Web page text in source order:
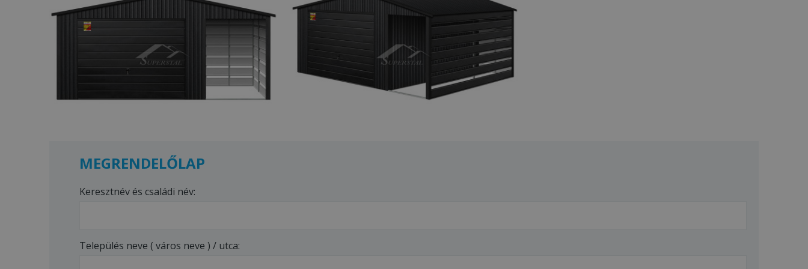
MEGRENDELŐLAP
Keresztnév és családi név:
Település neve ( város neve ) / utca: